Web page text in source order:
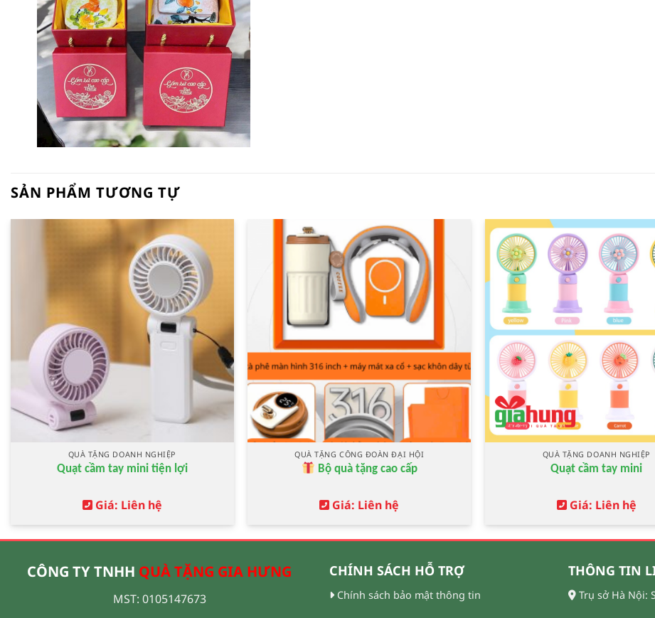
SẢN PHẨM TƯƠNG TỰ
QUÀ TẶNG DOANH NGHIỆP
Quạt cầm tay mini tiện lợi
Giá: Liên hệ
QUÀ TẶNG CÔNG ĐOÀN ĐẠI HỘI
Bộ quà tặng cao cấp
Giá: Liên hệ
QUÀ TẶNG DOANH NGHIỆP
Quạt cầm tay mini
Giá: Liên hệ
CÔNG TY TNHH QUÀ TẶNG GIA HƯNG
MST: 0105147673
CHÍNH SÁCH HỖ TRỢ
Chính sách bảo mật thông tin
THÔNG TIN
Trụ sở Hà Nội: